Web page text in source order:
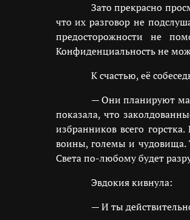
Зато прекрасно
что их разговор не
предосторожности не
Конфиденциальность не
К счастью, её
— Они планируют
показала, что
избранников всего
воины, големы и чудовища.
Света по-любому будет
Эвдокия кивнула:
— И ты